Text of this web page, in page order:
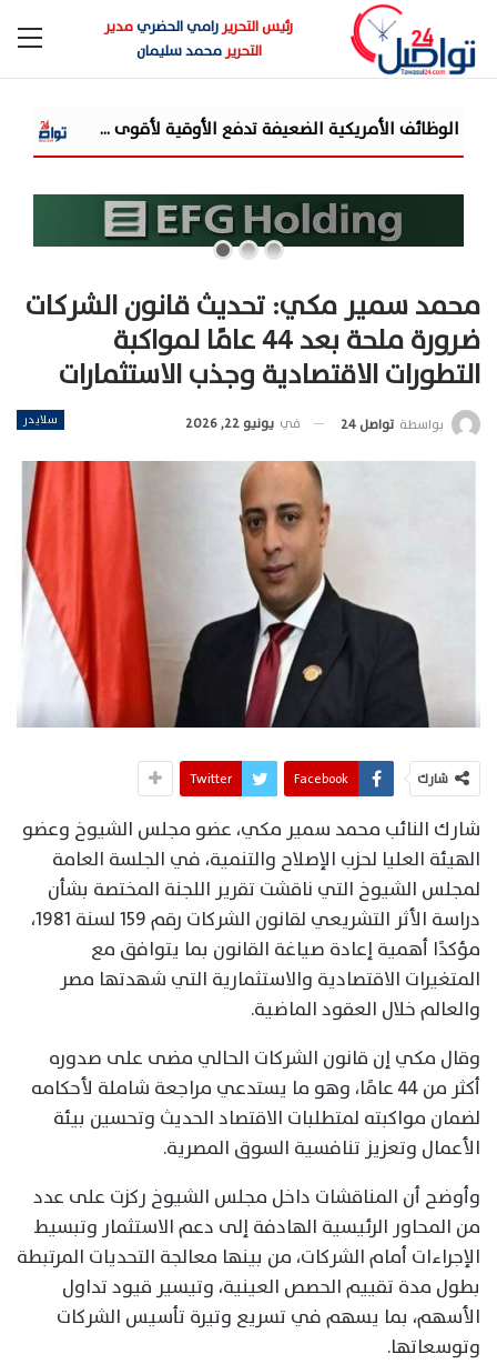
رئيس التحريررامي الحضريمدير
التحريرمحمد سليمان
جمعية الخبراء: 5 مميزات ضريبية في مبادرة «مزرعتك في مصر»
محمد سمير مكي: تحديث قانون الشركات
ضرورة ملحة بعد 44 عامًا لمواكبة
التطورات الاقتصادية وجذب الاستثمارات
سلايدر بواسطة تواصل 24 في يونيو 22, 2026
شارك Facebook
Twitter
شارك النائب محمد سمير مكي، عضو مجلس الشيوخ وعضو
الهيئة العليا لحزب الإصلاح والتنمية، في الجلسة العامة
لمجلس الشيوخ التي ناقشت تقرير اللجنة المختصة بشأن
دراسة الأثر التشريعي لقانون الشركات رقم 159 لسنة 1981،
مؤكدًا أهمية إعادة صياغة القانون بما يتوافق مع
المتغيرات الاقتصادية والاستثمارية التي شهدتها مصر
والعالم خلال العقود الماضية.
وقال مكي إن قانون الشركات الحالي مضى على صدوره
أكثر من 44 عامًا، وهو ما يستدعي مراجعة شاملة لأحكامه
لضمان مواكبته لمتطلبات الاقتصاد الحديث وتحسين بيئة
الأعمال وتعزيز تنافسية السوق المصرية.
وأوضح أن المناقشات داخل مجلس الشيوخ ركزت على عدد
من المحاور الرئيسية الهادفة إلى دعم الاستثمار وتبسيط
الإجراءات أمام الشركات، من بينها معالجة التحديات المرتبطة
بطول مدة تقييم الحصص العينية، وتيسير قيود تداول
الأسهم، بما يسهم في تسريع وتيرة تأسيس الشركات
وتوسعاتها.